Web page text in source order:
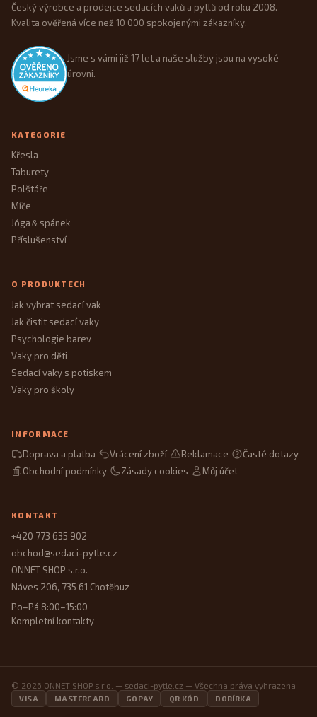
Český výrobce a prodejce sedacích vaků a pytlů od roku 2008.
Kvalita ověřená více než 10 000 spokojenými zákazníky.
Jsme s vámi již 17 let a naše služby jsou na vysoké
úrovni.
KATEGORIE
Křesla
Taburety
Polštáře
Míče
Jóga&spánek
Příslušenství
O PRODUKTECH
Jak vybrat sedací vak
Jak čistit sedací vaky
Psychologie barev
Vaky pro děti
Sedací vaky s potiskem
Vaky pro školy
INFORMACE
Doprava a platba Vrácení zboží Reklamace
Časté dotazy
Obchodní podmínky
Zásady cookies Můj účet
KONTAKT
+420 773 635 902
obchod@sedaci-pytle.cz
ONNET SHOP s.r.o.
Náves 206, 735 61 Chotěbuz
Po–Pá 8:00–15:00
Kompletní kontakty
© 2026 ONNET SHOP s.r.o. — sedaci-pytle.cz — Všechna práva vyhrazena
VISA MASTERCARD GOPAY QR KÓD DOBÍRKA